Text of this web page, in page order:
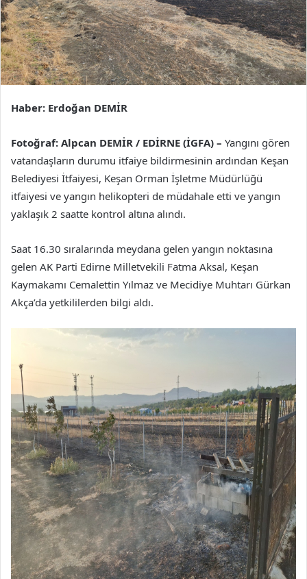
Haber: Erdoğan DEMİR
Fotoğraf: Alpcan DEMİR / EDİRNE (İGFA) – Yangını gören
vatandaşların durumu itfaiye bildirmesinin ardından Keşan
Belediyesi İtfaiyesi, Keşan Orman İşletme Müdürlüğü
itfaiyesi ve yangın helikopteri de müdahale etti ve yangın
yaklaşık 2 saatte kontrol altına alındı.
Saat 16.30 sıralarında meydana gelen yangın noktasına
gelen AK Parti Edirne Milletvekili Fatma Aksal, Keşan
Kaymakamı Cemalettin Yılmaz ve Mecidiye Muhtarı Gürkan
Akça’da yetkililerden bilgi aldı.